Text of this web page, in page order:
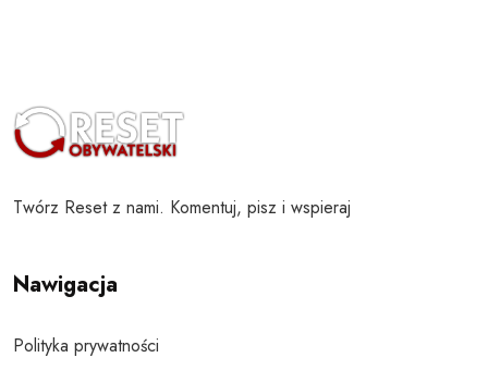
Twórz Reset z nami. Komentuj, pisz i wspieraj
Nawigacja
Polityka prywatności